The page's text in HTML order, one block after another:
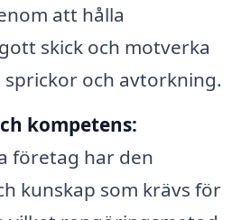
att hålla
skick och motverka
och avtorkning.
kompetens:
företag har den
kunskap som krävs för